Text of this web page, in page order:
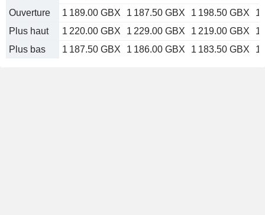
Ouverture
1 189.00 GBX 1 187.50 GBX 1 198.50 GBX
1
Plus haut
1 220.00 GBX 1 229.00 GBX 1 219.00 GBX
1
Plus bas
1 187.50 GBX 1 186.00 GBX 1 183.50 GBX 1